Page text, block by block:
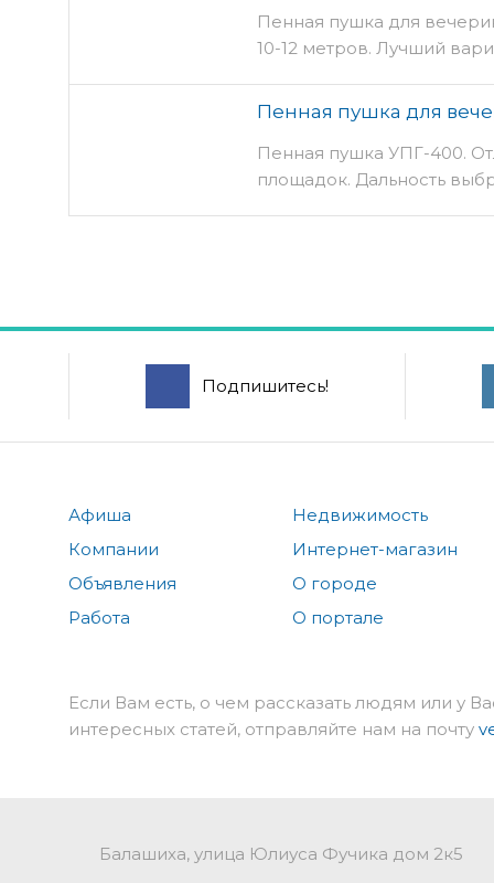
Пенная пушка для
10-12 метров. Лучший
Пенная пушка для
Пенная пушка УПГ-400.
площадок. Дальность
Подпишитесь!
Афиша
Компании
Объявления
Работа
Недвижимость
Интернет-магазин
О городе
О портале
Если Вам есть, о чем рассказать людям или у
интересных статей, отправляйте нам на почту
Балашиха, улица Юлиуса Фучика дом 2к5